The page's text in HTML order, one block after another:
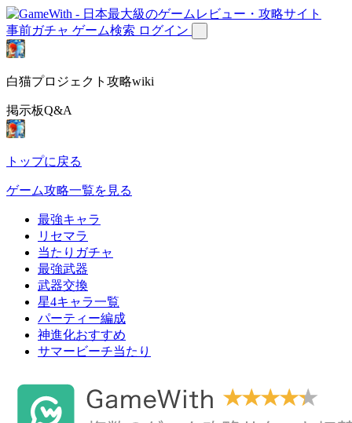
事前ガチャ ゲーム検索 ログイン
白猫プロジェクト攻略wiki
掲示板Q&A
トップに戻る
ゲーム攻略一覧を見る
最強キャラ
リセマラ
当たりガチャ
最強武器
武器交換
星4キャラ一覧
パーティー編成
神進化おすすめ
サマービーチ当たり